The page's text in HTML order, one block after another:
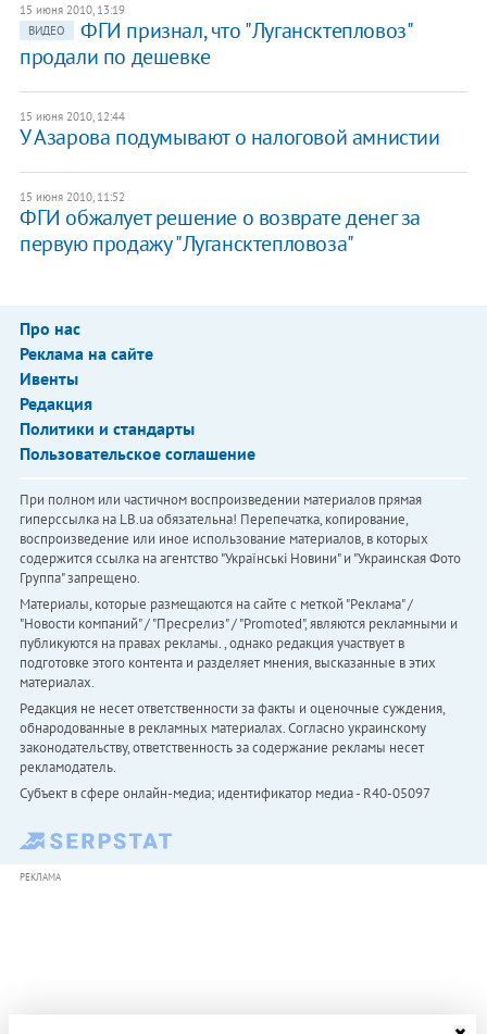
15 июня 2010, 13:19
ВИДЕО
ФГИ признал, что "Лугансктепловоз"
продали по дешевке
15 июня 2010, 12:44
У Азарова подумывают о налоговой амнистии
15 июня 2010, 11:52
ФГИ обжалует решение о возврате денег за
первую продажу "Лугансктепловоза"
Про нас
Реклама на сайте
Ивенты
Редакция
Политики и стандарты
Пользовательское соглашение
При полном или частичном воспроизведении материалов прямая
гиперссылка на LB.ua обязательна! Перепечатка, копирование,
воспроизведение или иное использование материалов, в которых
содержится ссылка на агентство "Українськi Новини" и "Украинская Фото
Группа" запрещено.
Материалы, которые размещаются на сайте с меткой "Реклама" /
"Новости компаний" / "Пресрелиз" / "Promoted", являются рекламными и
публикуются на правах рекламы. , однако редакция участвует в
подготовке этого контента и разделяет мнения, высказанные в этих
материалах.
Редакция не несет ответственности за факты и оценочные суждения,
обнародованные в рекламных материалах. Согласно украинскому
законодательству, ответственность за содержание рекламы несет
рекламодатель.
Субъект в сфере онлайн-медиа; идентификатор медиа - R40-05097
РЕКЛАМА